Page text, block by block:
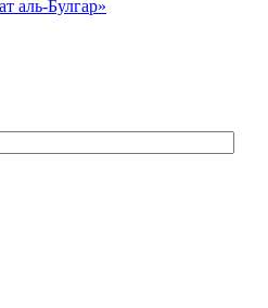
аль-Булгар»